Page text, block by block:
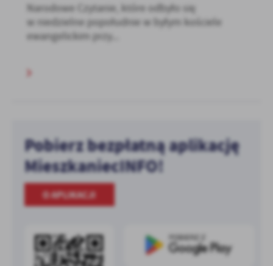
Narodowe Czytanie, które odbyło się
w niedzielne popołudnie w byłym kościele
ewangelickim przy...
Pobierz bezpłatną aplikację
MieszkaniecINFO!
O APLIKACJI